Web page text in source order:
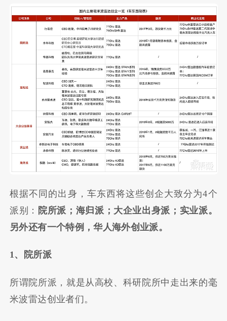
根据不同的出身，车东西将这些创企大致分为4个
派别： 院所派；海归派；大企业出身派；实业派。
另外还有一个特例，华人海外创业派。
1、院所派
所谓院所派，就是从高校、科研院所中走出来的毫
米波雷达创业者们。